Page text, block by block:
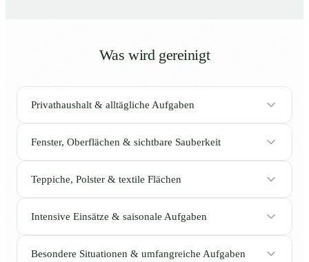
Was wird gereinigt
Privathaushalt & alltägliche Aufgaben
Fenster, Oberflächen & sichtbare Sauberkeit
Teppiche, Polster & textile Flächen
Intensive Einsätze & saisonale Aufgaben
Besondere Situationen & umfangreiche Aufgaben